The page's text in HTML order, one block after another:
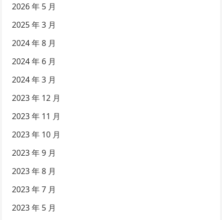
2026 年 5 月
2025 年 3 月
2024 年 8 月
2024 年 6 月
2024 年 3 月
2023 年 12 月
2023 年 11 月
2023 年 10 月
2023 年 9 月
2023 年 8 月
2023 年 7 月
2023 年 5 月